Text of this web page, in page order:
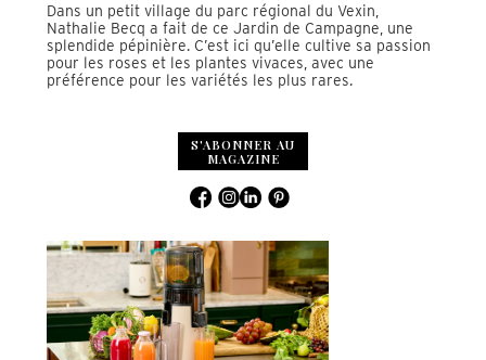
Dans un petit village du parc régional du Vexin,
Nathalie Becq a fait de ce Jardin de Campagne, une
splendide pépinière. C’est ici qu’elle cultive sa passion
pour les roses et les plantes vivaces, avec une
préférence pour les variétés les plus rares.
S'ABONNER AU
MAGAZINE